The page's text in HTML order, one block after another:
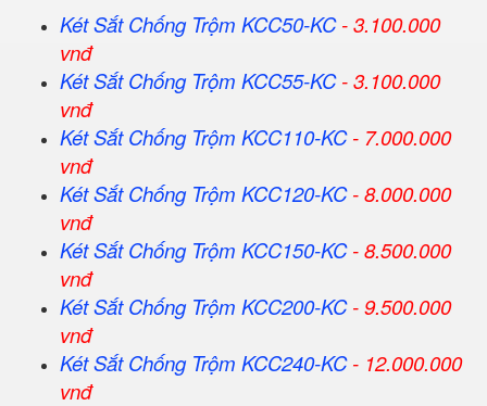
Két Sắt Chống Trộm KCC50-KC- 3.100.000
vnđ
Két Sắt Chống Trộm KCC55-KC- 3.100.000
vnđ
Két Sắt Chống Trộm KCC110-KC- 7.000.000
vnđ
Két Sắt Chống Trộm KCC120-KC- 8.000.000
vnđ
Két Sắt Chống Trộm KCC150-KC- 8.500.000
vnđ
Két Sắt Chống Trộm KCC200-KC- 9.500.000
vnđ
Két Sắt Chống Trộm KCC240-KC- 12.000.000
vnđ